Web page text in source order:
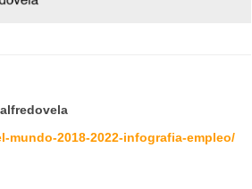
mundo-2018-2022-infografia-empleo/